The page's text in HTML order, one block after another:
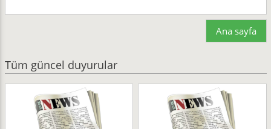
Ana sayfa
Tüm güncel duyurular